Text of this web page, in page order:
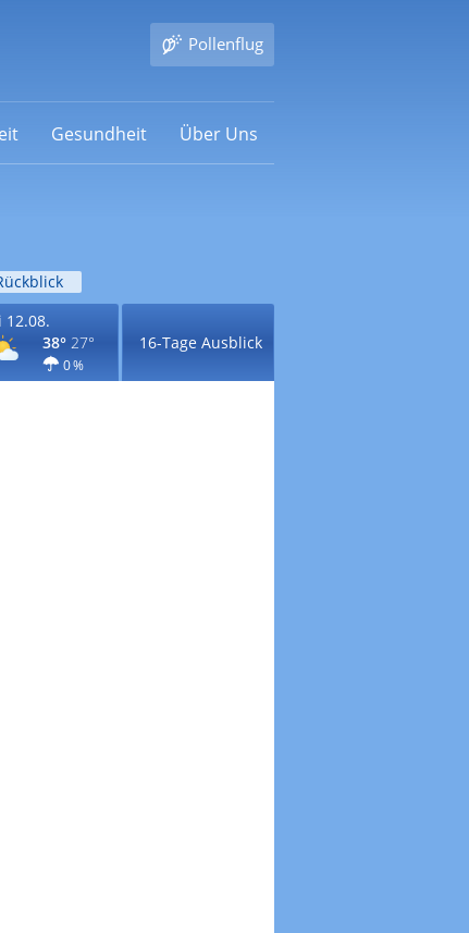
Pollenflug
Gesundheit Über Uns
12.08.
38° 27°
0 %
16-Tage Ausblick